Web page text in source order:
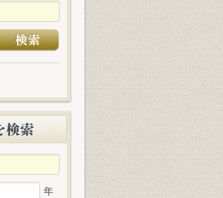
年